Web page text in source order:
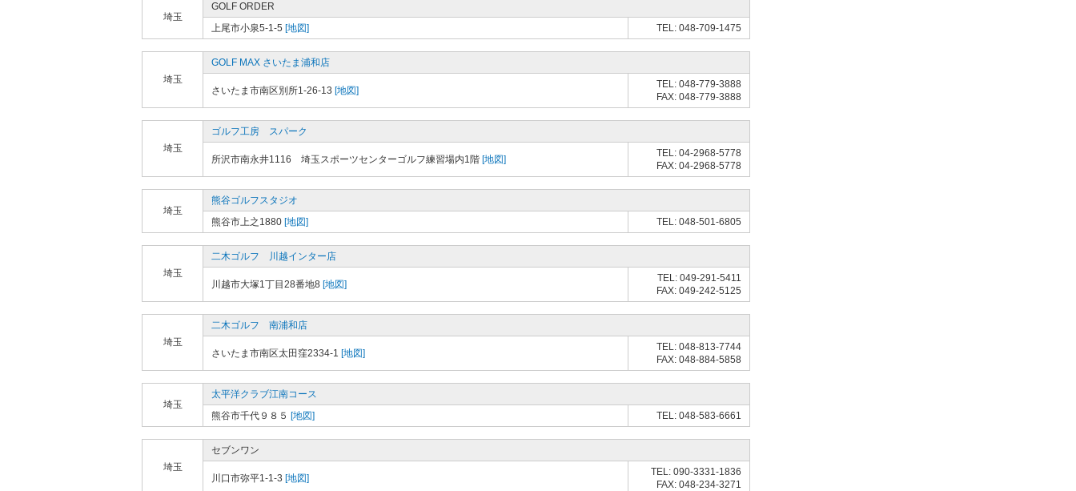
埼玉
GOLF ORDER
上尾市小泉5-1-5 [地図] TEL: 048-709-1475
埼玉
GOLF MAX さいたま浦和店
さいたま市南区別所1-26-13 [地図]
TEL: 048-779-3888
FAX: 048-779-3888
埼玉
ゴルフ工房 スパーク
所沢市南永井1116 埼玉スポーツセンターゴルフ練習場内1階 [地図]
TEL: 04-2968-5778
FAX: 04-2968-5778
埼玉
熊谷ゴルフスタジオ
熊谷市上之1880 [地図] TEL: 048-501-6805
埼玉
二木ゴルフ 川越インター店
川越市大塚1丁目28番地8 [地図]
TEL: 049-291-5411
FAX: 049-242-5125
埼玉
二木ゴルフ 南浦和店
さいたま市南区太田窪2334-1 [地図]
TEL: 048-813-7744
FAX: 048-884-5858
埼玉
太平洋クラブ江南コース
熊谷市千代９８５ [地図] TEL: 048-583-6661
埼玉
セブンワン
川口市弥平1-1-3 [地図]
TEL: 090-3331-1836
FAX: 048-234-3271